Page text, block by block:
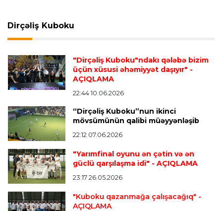
“Barselona”ya keçidinə razı salmaq istəyir
“Atletiko”nun futbolçusu “River Pleyt”ə keçir
“Vest Hem” “Tottenhem”in futbolçusunu
transfer edir
Offside 20:51 08.08.2026
Kamandan oxatma üzrə ölkə çempionatında
finalçılar bəlli oldu
Dirçəliş Kuboku
"Dirçəliş Kuboku"ndakı qələbə bizim
üçün xüsusi əhəmiyyət daşıyır" -
AÇIQLAMA
22:44 10.06.2026
“Dirçəliş Kuboku”nun ikinci
mövsümünün qalibi müəyyənləşib
22:12 07.06.2026
"Yarımfinal oyunu ən çətin və ən
güclü qarşılaşma idi" - AÇIQLAMA
23:17 26.05.2026
"Kuboku qazanmağa çalışacağıq" -
AÇIQLAMA